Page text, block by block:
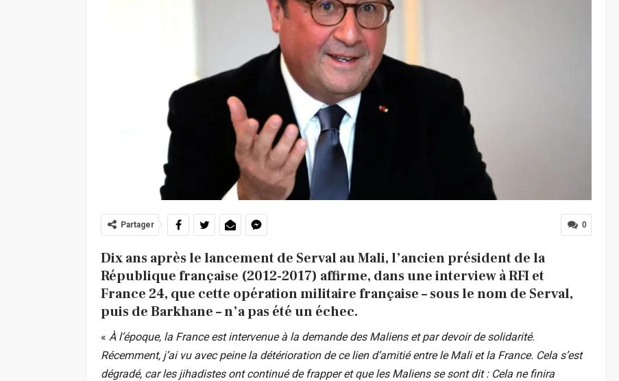
0
Partager
Dix ans après le lancement de Serval au Mali, l’ancien président de la
République française (2012-2017) affirme, dans une interview à RFI et
France 24, que cette opération militaire française – sous le nom de Serval,
puis de Barkhane – n’a pas été un échec.
« À l’époque, la France est intervenue à la demande des Maliens et par devoir de solidarité.
Récemment, j’ai vu avec peine la détérioration de ce lien d’amitié entre le Mali et la France. Cela s’est
dégradé, car les jihadistes ont continué de frapper et que les Maliens se sont dit : Cela ne finira